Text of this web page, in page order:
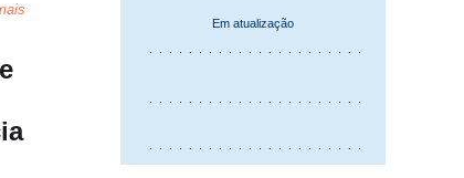
Em atualização
. . . . . . . . . . . . . . . . . . . . . .
. . . . . . . . . . . . . . . . . . . . . .
. . . . . . . . . . . . . . . . . . . . . .